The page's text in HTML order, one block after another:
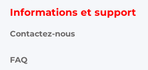
Informations et support
Contactez-nous
FAQ